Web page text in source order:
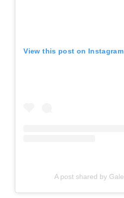
View this post on Instagram
A post shared by